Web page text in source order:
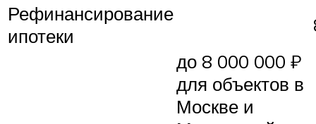
Рефинансирование
ипотеки
до 8 000 000 ₽
для объектов в
Москве и